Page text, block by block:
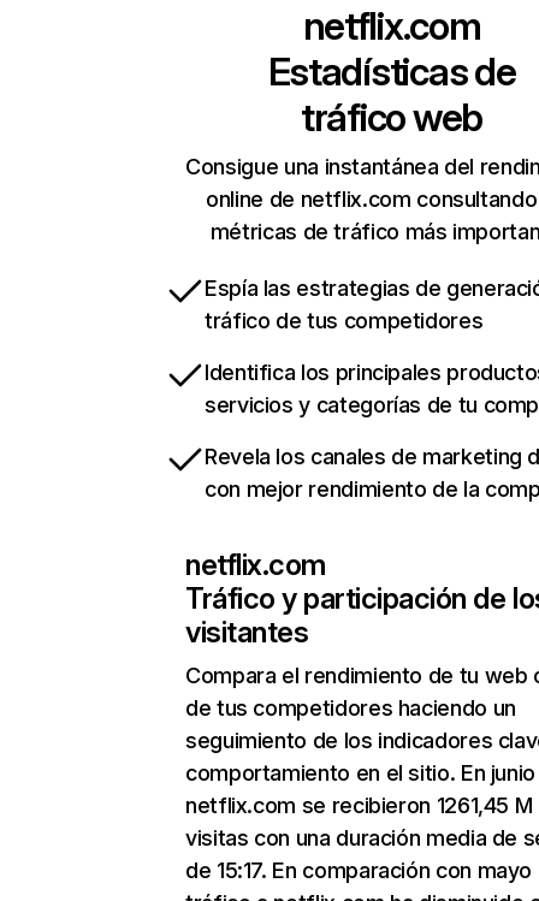
netflix.com
Estadísticas de
tráfico web
Consigue una instantánea del
online de netflix.com
métricas de tráfico más
Espía las estrategias de
tráfico de tus competidores
Identifica los principales
servicios y categorías de tu
Revela los canales de marketing
con mejor rendimiento de la
netflix.com
Tráfico y participación de
visitantes
Compara el rendimiento de tu web
de tus competidores haciendo un
seguimiento de los indicadores
comportamiento en el sitio. En junio
netflix.com se recibieron 1261,45 M
visitas con una duración media de
de 15:17. En comparación con mayo